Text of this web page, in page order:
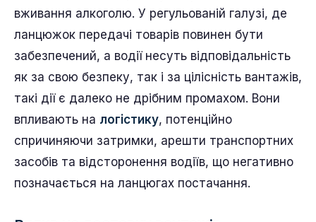
вживання алкоголю. У регульованій галузі, де
ланцюжок передачі товарів повинен бути
забезпечений, а водії несуть відповідальність
як за свою безпеку, так і за цілісність вантажів,
такі дії є далеко не дрібним промахом. Вони
впливають на логістику, потенційно
спричиняючи затримки, арешти транспортних
засобів та відсторонення водіїв, що негативно
позначається на ланцюгах постачання.